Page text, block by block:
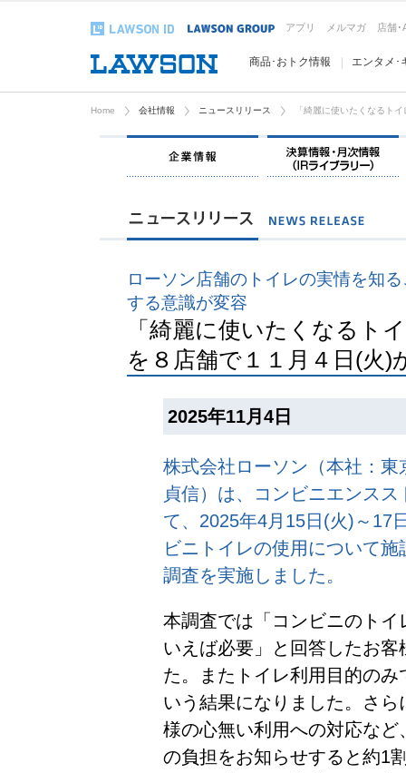
アプリ メルマガ 店舗･
商品･おトク情報 エンタメ･
Home 会社情報 ニュースリリース 「綺麗に使いたくなるト
企業情報
ローソン店舗のトイレの実情を知
する意識が変容
「綺麗に使いたくなる
を８店舗で１１月４日(火)
2025年11月4日
株式会社ローソン（本社：
貞信）は、コンビニエンス
て、2025年4月15日(火)～17
ビニトイレの使用について
調査を実施しました。
本調査では「コンビニのト
いえば必要」と回答したお
た。またトイレ利用目的の
いう結果になりました。さ
様の心無い利用への対応な
の負担をお知らせすると約1